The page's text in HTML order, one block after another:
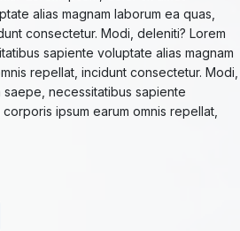
alias magnam laborum ea quas,
consectetur. Modi, deleniti? Lorem
sapiente voluptate alias magnam
repellat, incidunt consectetur. Modi,
necessitatibus sapiente
ipsum earum omnis repellat,